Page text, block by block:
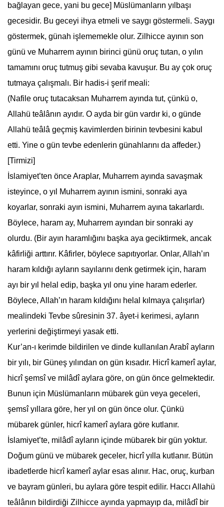
bağlayan gece, yani bu gece] Müslümanların yılbaşı
gecesidir. Bu geceyi ihya etmeli ve saygı göstermeli. Saygı
göstermek, günah işlememekle olur. Zilhicce ayının son
günü ve Muharrem ayının birinci günü oruç tutan, o yılın
tamamını oruç tutmuş gibi sevaba kavuşur. Bu ay çok oruç
tutmaya çalışmalı. Bir hadis-i şerif meali:
(Nafile oruç tutacaksan Muharrem ayında tut, çünkü o,
Allahü teâlânın ayıdır. O ayda bir gün vardır ki, o günde
Allahü teâlâ geçmiş kavimlerden birinin tevbesini kabul
etti. Yine o gün tevbe edenlerin günahlarını da affeder.)
[Tirmizi]
İslamiyet’ten önce Araplar, Muharrem ayında savaşmak
isteyince, o yıl
Muharrem ayının ismini, sonraki aya
koyarlar, sonraki ayın ismini, Muharrem ayına takarlardı.
Böylece, haram ay, Muharrem ayından bir sonraki ay
olurdu. (Bir ayın haramlığını başka aya geciktirmek, ancak
kâfirliği arttırır. Kâfirler, böylece sapıtıyorlar. Onlar, Allah’ın
haram kıldığı ayların sayılarını denk getirmek için, haram
ayı bir yıl helal edip, başka yıl onu yine haram ederler.
Böylece, Allah’ın haram kıldığını helal kılmaya çalışırlar)
mealindeki Tevbe sûresinin 37. âyet-i kerimesi, ayların
yerlerini değiştirmeyi yasak etti.
Kur’an-ı kerimde bildirilen ve dinde kullanılan Arabî ayların
bir yılı, bir Güneş yılından on gün kısadır. Hicrî kamerî aylar,
hicrî şemsî ve milâdî aylara göre, on gün önce gelmektedir.
Bunun için Müslümanların mübarek gün veya geceleri,
şemsî yıllara göre, her yıl on gün önce olur. Çünkü
mübarek günler, hicrî kamerî aylara göre kutlanır.
İslamiyet’te, milâdî ayların içinde mübarek bir gün yoktur.
Doğum günü ve mübarek geceler, hicrî yılla kutlanır. Bütün
ibadetlerde hicrî kamerî aylar esas alınır. Hac, oruç, kurban
ve bayram günleri, bu aylara göre tespit edilir. Haccı Allahü
teâlânın bildirdiği Zilhicce ayında yapmayıp da, milâdî bir